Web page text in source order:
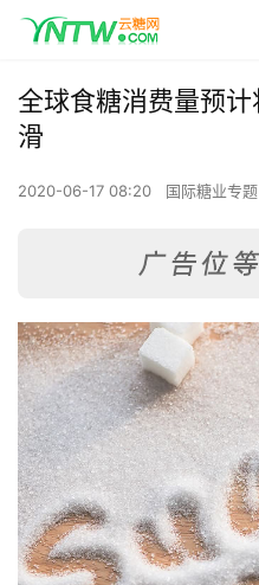
全球食糖消费量预
滑
2020-06-17 08:20 国际糖业专题